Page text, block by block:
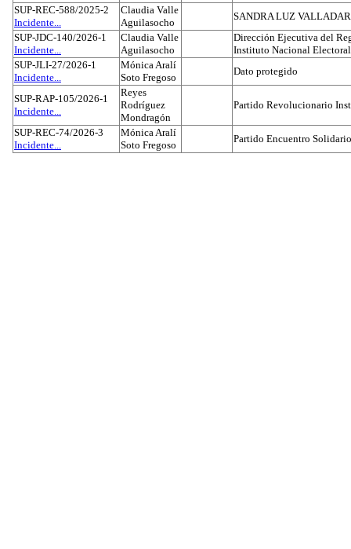
SUP-REC-588/2025-2
Incidente...
Claudia Valle
Aguilasocho
SANDRA LUZ
SUP-JDC-140/2026-1
Incidente...
Claudia Valle
Aguilasocho
Dirección Ejecutiva del
Instituto Nacional Electoral
SUP-JLI-27/2026-1
Incidente...
Mónica Aralí
Soto Fregoso
Dato protegido
SUP-RAP-105/2026-1
Incidente...
Reyes
Rodríguez
Mondragón
Partido Revolucionario
SUP-REC-74/2026-3
Incidente...
Mónica Aralí
Soto Fregoso
Partido Encuentro